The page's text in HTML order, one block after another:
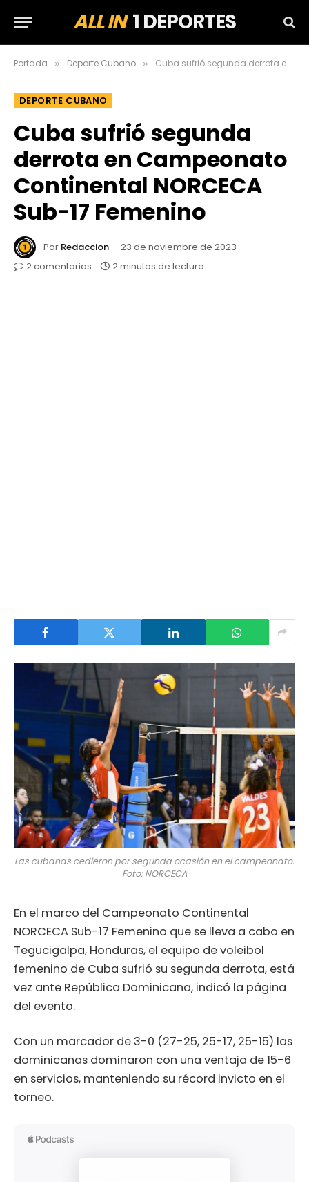
ALL IN1 DEPORTES
Portada » Deporte Cubano » Cuba sufrió segunda derrota en Campeonato Continental NORCECA Sub-17 Femenino
DEPORTE CUBANO
Cuba sufrió segunda
derrota en Campeonato
Continental NORCECA
Sub-17 Femenino
Por Redaccion
23 de noviembre de 2023
2 comentarios
2 minutos de lectura
Las cubanas cedieron por segunda ocasión en el campeonato.
Foto: NORCECA
En el marco del Campeonato Continental
NORCECA Sub-17 Femenino que se lleva a cabo en
Tegucigalpa, Honduras, el equipo de voleibol
femenino de Cuba sufrió su segunda derrota, está
vez ante República Dominicana, indicó la página
del evento.
Con un marcador de 3-0 (27-25, 25-17, 25-15) las
dominicanas dominaron con una ventaja de 15-6
en servicios, manteniendo su récord invicto en el
torneo.